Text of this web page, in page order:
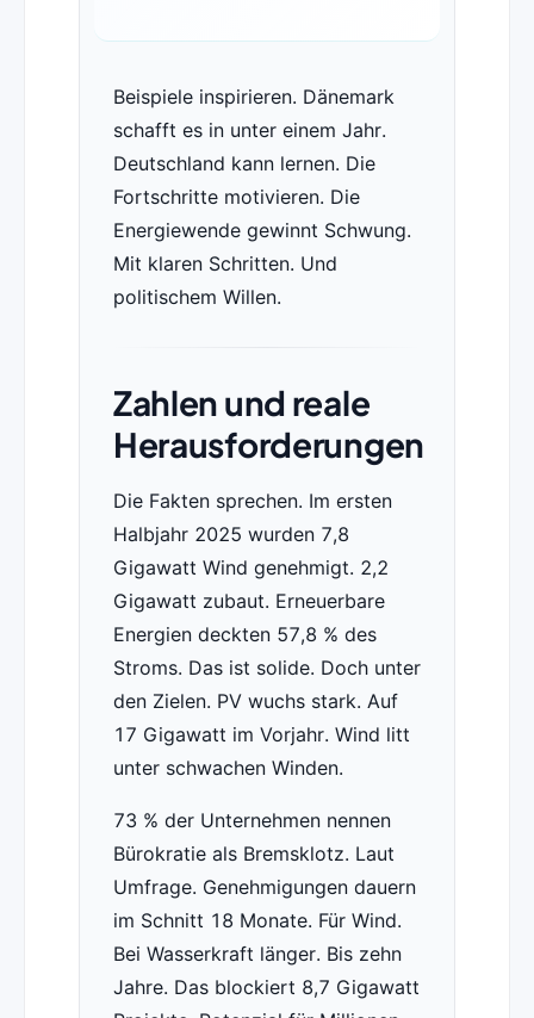
Beispiele inspirieren. Dänemark
schafft es in unter einem Jahr.
Deutschland kann lernen. Die
Fortschritte motivieren. Die
Energiewende gewinnt Schwung.
Mit klaren Schritten. Und
politischem Willen.
Zahlen und reale
Herausforderungen
Die Fakten sprechen. Im ersten
Halbjahr 2025 wurden 7,8
Gigawatt Wind genehmigt. 2,2
Gigawatt zubaut. Erneuerbare
Energien deckten 57,8 % des
Stroms. Das ist solide. Doch unter
den Zielen. PV wuchs stark. Auf
17 Gigawatt im Vorjahr. Wind litt
unter schwachen Winden.
73 % der Unternehmen nennen
Bürokratie als Bremsklotz. Laut
Umfrage. Genehmigungen dauern
im Schnitt 18 Monate. Für Wind.
Bei Wasserkraft länger. Bis zehn
Jahre. Das blockiert 8,7 Gigawatt